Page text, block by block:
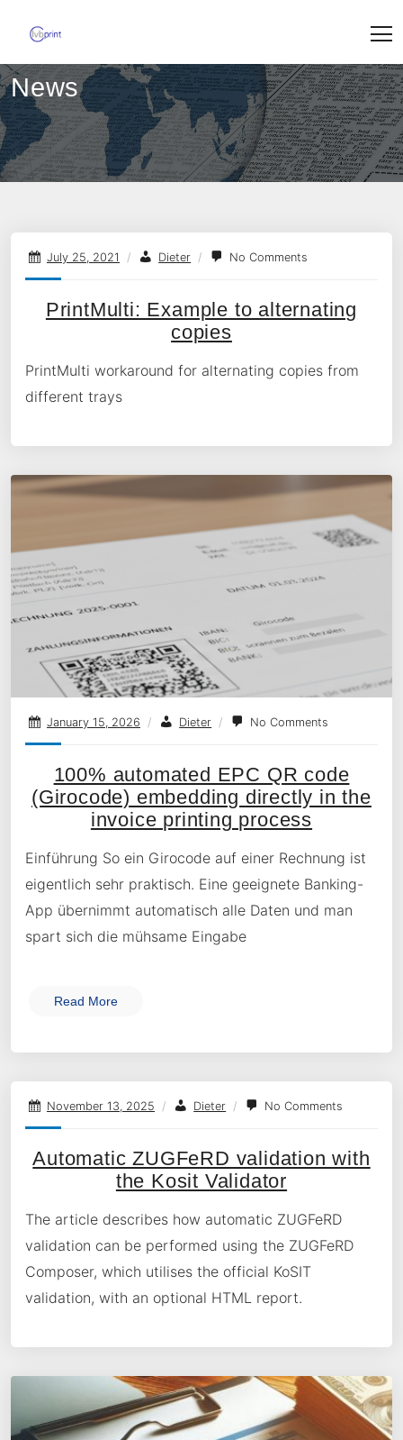
content
News
July 25, 2021 / Dieter / No Comments
PrintMulti: Example to alternating
copies
PrintMulti workaround for alternating copies from
different trays
January 15, 2026 / Dieter / No Comments
100% automated EPC QR code
(Girocode) embedding directly in the
invoice printing process
Einführung So ein Girocode auf einer Rechnung ist
eigentlich sehr praktisch. Eine geeignete Banking-
App übernimmt automatisch alle Daten und man
spart sich die mühsame Eingabe
Read More
November 13, 2025 / Dieter / No Comments
Automatic ZUGFeRD validation with
the Kosit Validator
The article describes how automatic ZUGFeRD
validation can be performed using the ZUGFeRD
Composer, which utilises the official KoSIT
validation, with an optional HTML report.